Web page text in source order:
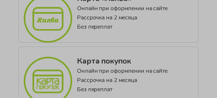
Онлайн при оформлении на сайте
Рассрочка на 2 месяца
Без переплат
Карта покупок
Онлайн при оформлении на сайте
Рассрочка на 2 месяца
Без переплат